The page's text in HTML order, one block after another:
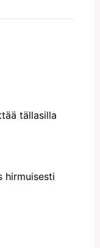
tällasilla
hirmuisesti